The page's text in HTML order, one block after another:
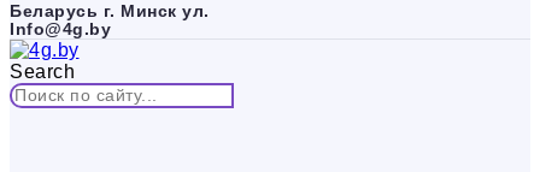
Беларусь г. Минск ул.
Info@4g.by
Search